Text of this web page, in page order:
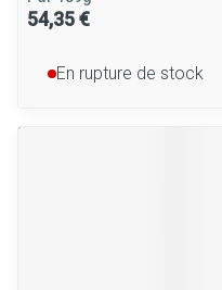
54,35 €
En rupture de stock